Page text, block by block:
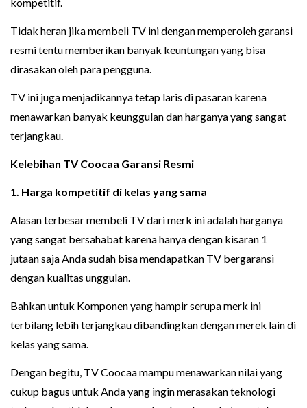
Tidak heran jika membeli TV ini dengan memperoleh garansi
resmi tentu memberikan banyak keuntungan yang bisa
dirasakan oleh para pengguna.
TV ini juga menjadikannya tetap laris di pasaran karena
menawarkan banyak keunggulan dan harganya yang sangat
terjangkau.
Kelebihan TV Coocaa Garansi Resmi
1. Harga kompetitif di kelas yang sama
Alasan terbesar membeli TV dari merk ini adalah harganya
yang sangat bersahabat karena hanya dengan kisaran 1
jutaan saja Anda sudah bisa mendapatkan TV bergaransi
dengan kualitas unggulan.
Bahkan untuk Komponen yang hampir serupa merk ini
terbilang lebih terjangkau dibandingkan dengan merek lain di
kelas yang sama.
Dengan begitu, TV Coocaa mampu menawarkan nilai yang
cukup bagus untuk Anda yang ingin merasakan teknologi